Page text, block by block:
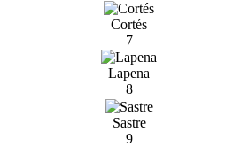
Cortés
7
Lapena
8
Sastre
9